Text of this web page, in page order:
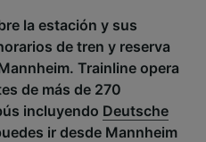
la estación y sus
de tren y reserva
Trainline opera
de más de 270
incluyendo Deutsche
ir desde Mannheim